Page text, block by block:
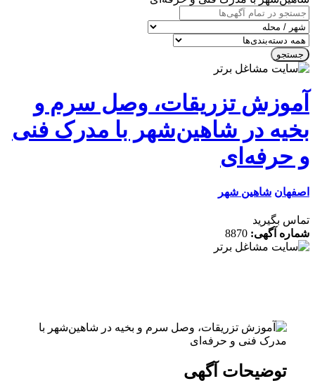
تزریقات، وصل سرم و
در شاهین‌شهر با مدرک فنی
شاهین شهر
بگیرید
آگهی:8870
توضیحات آگهی